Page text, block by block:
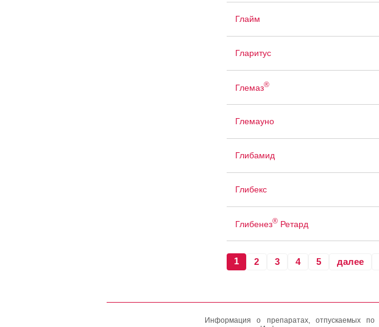
Глайм
Гларитус
Глемаз®
Глемауно
Глибамид
Глибекс
Глибенез®Ретард
1 2 3 4 5 далее
Информация о препаратах, отпускаемых